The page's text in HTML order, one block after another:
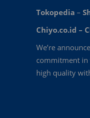
Tokopedia –
Chiyo.co.id –
We’re
commitment
high quality